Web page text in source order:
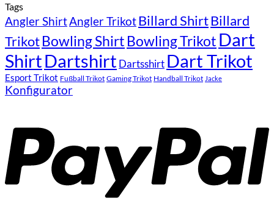
Tags
Angler ShirtAngler TrikotBillard ShirtBillard
TrikotBowling Shirt Bowling Trikot Dart
ShirtDartshirt Dartsshirt Dart Trikot
Esport Trikot Fußball Trikot Gaming Trikot Handball Trikot Jacke
Konfigurator